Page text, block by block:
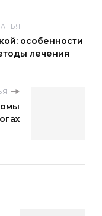
особенности
лечения